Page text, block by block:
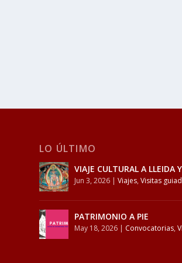
LO ÚLTIMO
VIAJE CULTURAL A LLEIDA
Jun 3, 2026 |Viajes,Visitas
PATRIMONIO A PIE
May 18, 2026 | Convocatorias,